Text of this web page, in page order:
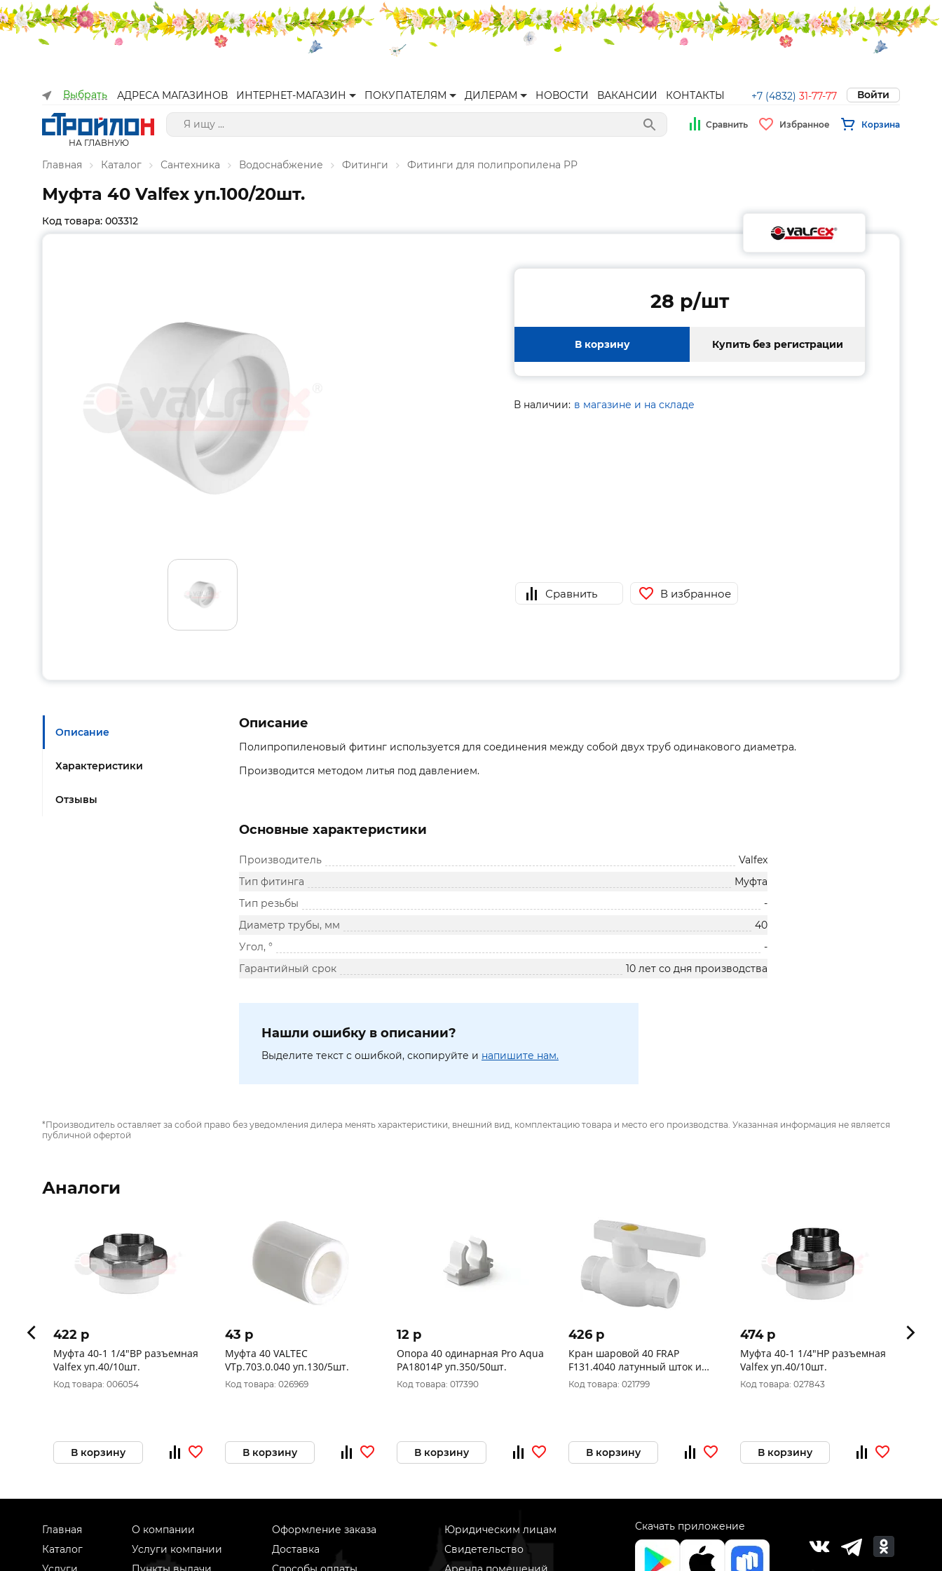
Выбрать АДРЕСА МАГАЗИНОВ ИНТЕРНЕТ-МАГАЗИН ПОКУПАТЕЛЯМ ДИЛЕРАМ НОВОСТИ ВАКАНСИИ КОНТАКТЫ +7 (4832) 31-77-77 Войти
НА ГЛАВНУЮ
Сравнить Избранное Корзина
Главная Каталог Сантехника Водоснабжение Фитинги Фитинги для полипропилена PP
Муфта 40 Valfex уп.100/20шт.
Код товара: 003312
28 p/шт
В корзину Купить без регистрации
В наличии: в магазине и на складе
Сравнить В избранное
Описание
Характеристики
Отзывы
Описание
Полипропиленовый фитинг используется для соединения между собой двух труб одинакового диаметра.
Производится методом литья под давлением.
Основные характеристики
Производитель
Valfex
Тип фитинга
Муфта
Тип резьбы
-
Диаметр трубы, мм
40
Угол, °
-
Гарантийный срок
10 лет со дня производства
Нашли ошибку в описании?
Выделите текст с ошибкой, скопируйте и напишите нам.
*Производитель оставляет за собой право без уведомления дилера менять характеристики, внешний вид, комплектацию товара и место его производства. Указанная информация не является
публичной офертой
Аналоги
422 p
Муфта 40-1 1/4"ВР разъемная
Valfex уп.40/10шт.
Код товара: 006054
В корзину
43 p
Муфта 40 VALTEC
VTp.703.0.040 уп.130/5шт.
Код товара: 026969
В корзину
12 p
Опора 40 одинарная Pro Aqua
РА18014Р уп.350/50шт.
Код товара: 017390
В корзину
426 p
Кран шаровой 40 FRAP
F131.4040 латунный шток и
затвор уп.25/1шт.
Код товара: 021799
В корзину
474 p
Муфта 40-1 1/4"НР разъемная
Valfex уп.40/10шт.
Код товара: 027843
В корзину
1
Главная
Каталог
О компании
Услуги компании
Оформление заказа
Доставка
Юридическим лицам
Свидетельство
Скачать приложение